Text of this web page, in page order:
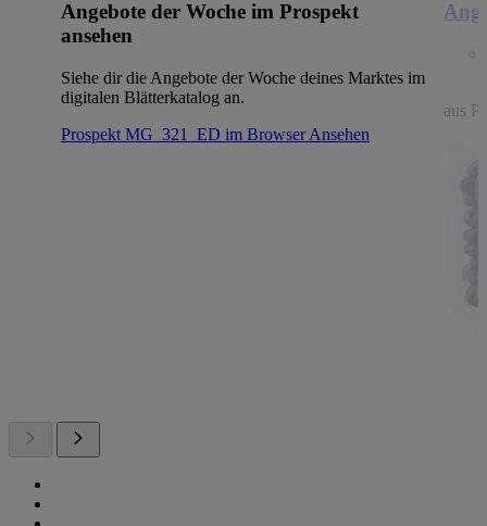
Angebote der Woche im Prospekt
ansehen
Siehe dir die Angebote der Woche deines Marktes im
digitalen Blätterkatalog an.
Prospekt MG_321_ED im BrowserAnsehen
aus